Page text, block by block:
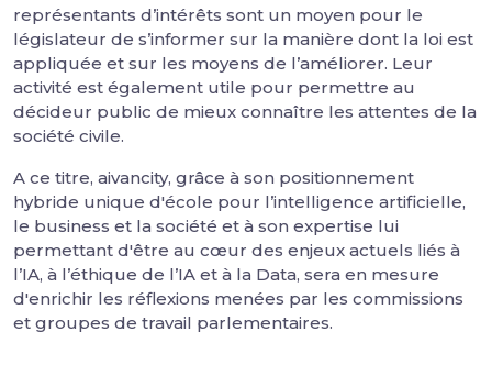
représentants d’intérêts sont un moyen pour le
législateur de s’informer sur la manière dont la loi est
appliquée et sur les moyens de l’améliorer. Leur
activité est également utile pour permettre au
décideur public de mieux connaître les attentes de la
société civile.
A ce titre, aivancity, grâce à son positionnement
hybride unique d'école pour l’intelligence artificielle,
le business et la société et à son expertise lui
permettant d'être au cœur des enjeux actuels liés à
l’IA, à l’éthique de l’IA et à la Data, sera en mesure
d'enrichir les réflexions menées par les commissions
et groupes de travail parlementaires.